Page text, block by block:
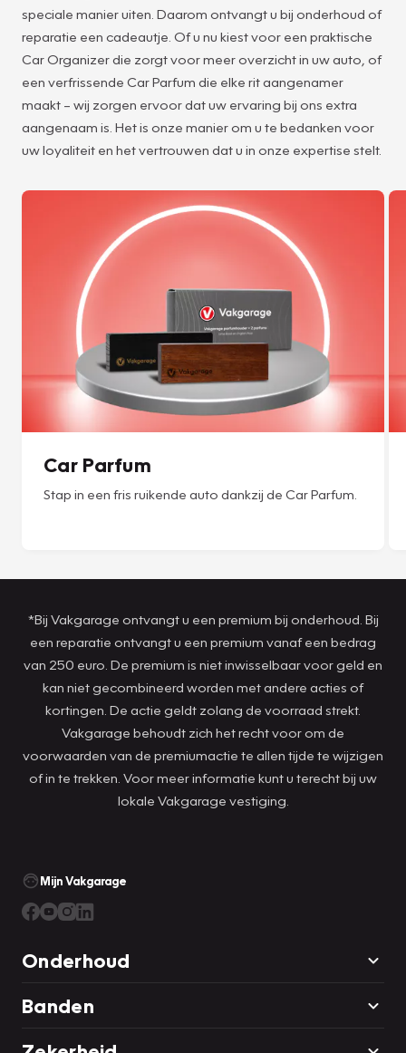
speciale manier uiten. Daarom ontvangt u bij onderhoud of
reparatie een cadeautje. Of u nu kiest voor een praktische
Car Organizer die zorgt voor meer overzicht in uw auto, of
een verfrissende Car Parfum die elke rit aangenamer
maakt – wij zorgen ervoor dat uw ervaring bij ons extra
aangenaam is. Het is onze manier om u te bedanken voor
uw loyaliteit en het vertrouwen dat u in onze expertise stelt.
Car Parfum
Stap in een fris ruikende auto dankzij de Car Parfum.
*Bij Vakgarage ontvangt u een premium bij onderhoud. Bij
een reparatie ontvangt u een premium vanaf een bedrag
van 250 euro. De premium is niet inwisselbaar voor geld en
kan niet gecombineerd worden met andere acties of
kortingen. De actie geldt zolang de voorraad strekt.
Vakgarage behoudt zich het recht voor om de
voorwaarden van de premiumactie te allen tijde te wijzigen
of in te trekken. Voor meer informatie kunt u terecht bij uw
lokale Vakgarage vestiging.
Mijn Vakgarage
Onderhoud
Banden